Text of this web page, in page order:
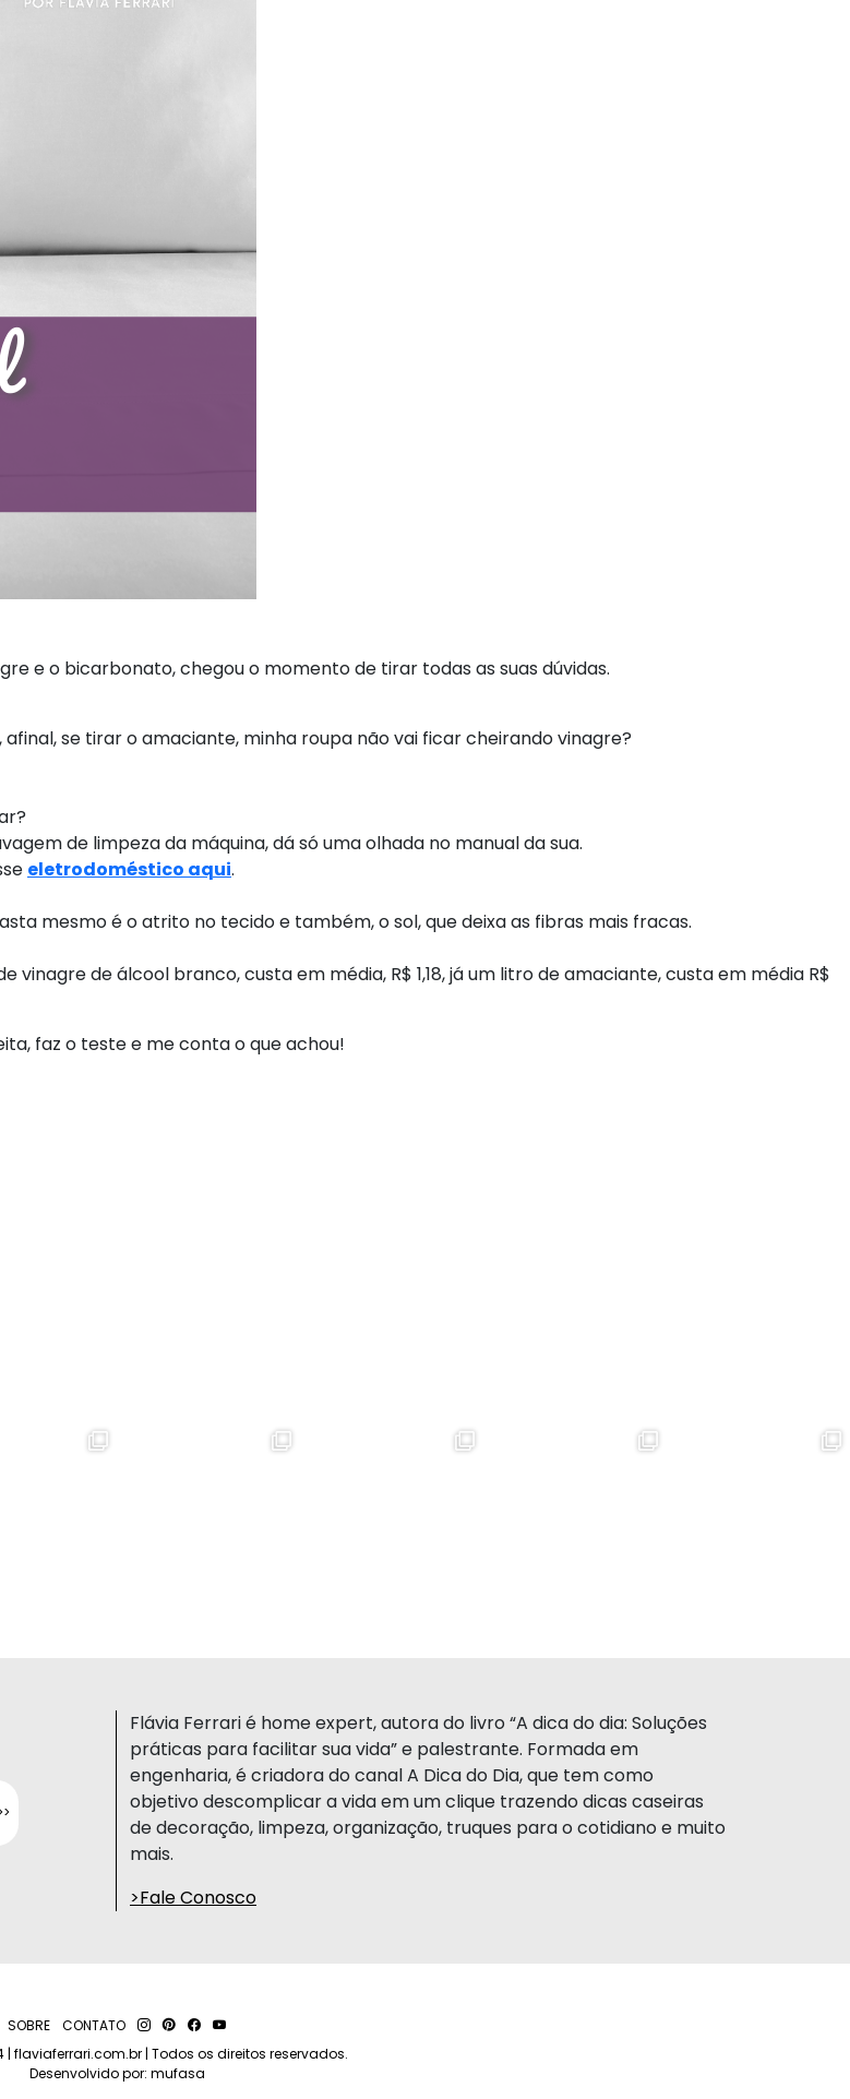
e o bicarbonato, chegou o momento de tirar todas as suas dúvidas.
se tirar o amaciante, minha roupa não vai ficar cheirando vinagre?
de limpeza da máquina, dá só uma olhada no manual da sua.
eletrodoméstico aqui.
mesmo é o atrito no tecido e também, o sol, que deixa as fibras mais fracas.
de álcool branco, custa em média, R$ 1,18, já um litro de amaciante, custa em média R$
faz o teste e me conta o que achou!
Flávia Ferrari é home expert, autora do livro “A dica do dia: Soluções
práticas para facilitar sua vida” e palestrante. Formada em
engenharia, é criadora do canal A Dica do Dia, que tem como
objetivo descomplicar a vida em um clique trazendo dicas caseiras
de decoração, limpeza, organização, truques para o cotidiano e muito
mais.
>Fale Conosco
SOBRE
CONTATO
flaviaferrari.com.br | Todos os direitos reservados.
Desenvolvido por: mufasa